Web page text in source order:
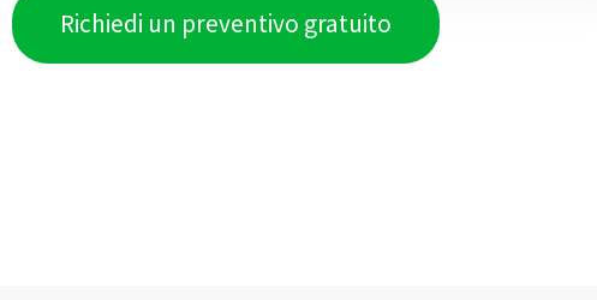
Richiedi un preventivo gratuito